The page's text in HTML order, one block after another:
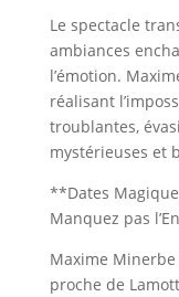
Le spectacle
ambiances
l’émotion.
réalisant
troublantes,
mystérieuses et
**Dates
Manquez pas
Maxime
proche de